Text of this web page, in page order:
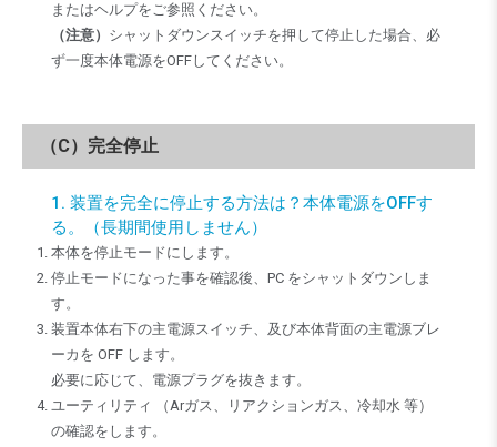
またはヘルプをご参照ください。
（注意） シャットダウンスイッチを押して停止した場合、必
ず一度本体電源をOFFしてください。
（C）完全停止
1. 装置を完全に停止する方法は？本体電源をOFFす
る。（長期間使用しません）
本体を停止モードにします。
停止モードになった事を確認後、PC をシャットダウンしま
す。
装置本体右下の主電源スイッチ、及び本体背面の主電源ブレ
ーカを OFF します。
必要に応じて、電源プラグを抜きます。
ユーティリティ （Arガス、リアクションガス、冷却水 等）
の確認をします。